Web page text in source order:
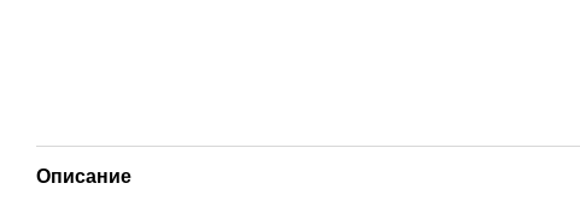
Описание